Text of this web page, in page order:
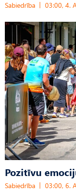
Sabiedrība 03:00, 4.
Pozitīvu
Sabiedrība 03:00, 6.